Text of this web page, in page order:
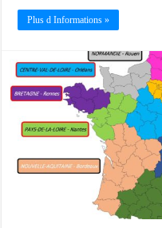
Plus d Informations »